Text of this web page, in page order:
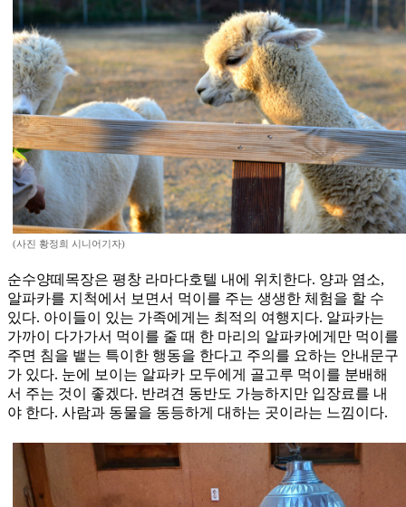
(사진 황정희 시니어기자)
순수양떼목장은 평창 라마다호텔 내에 위치한다. 양과 염소,
알파카를 지척에서 보면서 먹이를 주는 생생한 체험을 할 수
있다. 아이들이 있는 가족에게는 최적의 여행지다. 알파카는
가까이 다가가서 먹이를 줄 때 한 마리의 알파카에게만 먹이를
주면 침을 뱉는 특이한 행동을 한다고 주의를 요하는 안내문구
가 있다. 눈에 보이는 알파카 모두에게 골고루 먹이를 분배해
서 주는 것이 좋겠다. 반려견 동반도 가능하지만 입장료를 내
야 한다. 사람과 동물을 동등하게 대하는 곳이라는 느낌이다.